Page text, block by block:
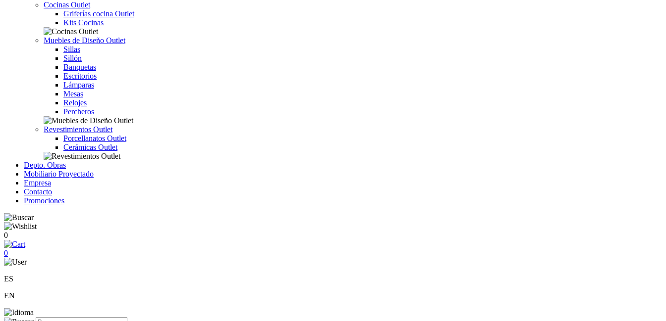
Cocinas Outlet
Griferías cocina Outlet
Kits Cocinas
Muebles de Diseño Outlet
Sillas
Sillón
Banquetas
Escritorios
Lámparas
Mesas
Relojes
Percheros
Revestimientos Outlet
Porcellanatos Outlet
Cerámicas Outlet
Depto. Obras
Mobiliario Proyectado
Empresa
Contacto
Promociones
0
0
ES
EN